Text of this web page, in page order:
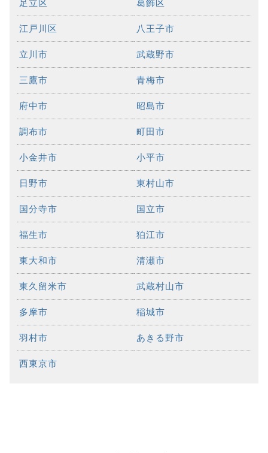
足立区 葛飾区
江戸川区 八王子市
立川市 武蔵野市
三鷹市 青梅市
府中市 昭島市
調布市 町田市
小金井市 小平市
日野市 東村山市
国分寺市 国立市
福生市 狛江市
東大和市 清瀬市
東久留米市 武蔵村山市
多摩市 稲城市
羽村市 あきる野市
西東京市